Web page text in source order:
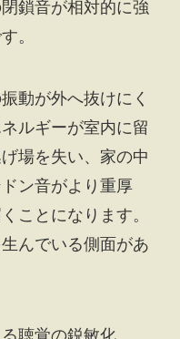
鎖音が相対的に強
。
動が外へ抜けにく
ルギーが室内に留
場を失い、家の中
ン音がより重厚
ことになります。
んでいる側面があ
聴覚の鋭敏化